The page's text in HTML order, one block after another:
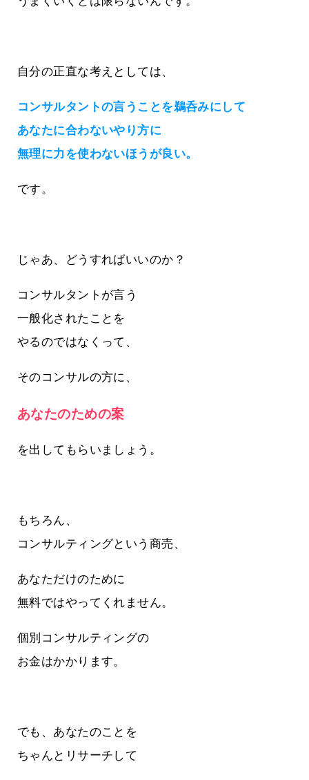
自分の正直な考えとしては、
コンサルタントの言うことを鵜呑みにして
あなたに合わないやり方に
無理に力を使わないほうが良い。
です。
じゃあ、どうすればいいのか？
コンサルタントが言う
一般化されたことを
やるのではなくって、
そのコンサルの方に、
あなたのための案
を出してもらいましょう。
もちろん、
コンサルティングという商売、
あなただけのために
無料ではやってくれません。
個別コンサルティングの
お金はかかります。
でも、あなたのことを
ちゃんとリサーチして